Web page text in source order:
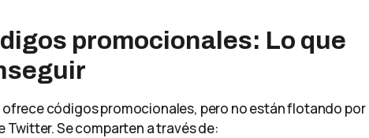
promocionales: Lo que
códigos promocionales, pero no están flotando por
Twitter. Se comparten a través de: